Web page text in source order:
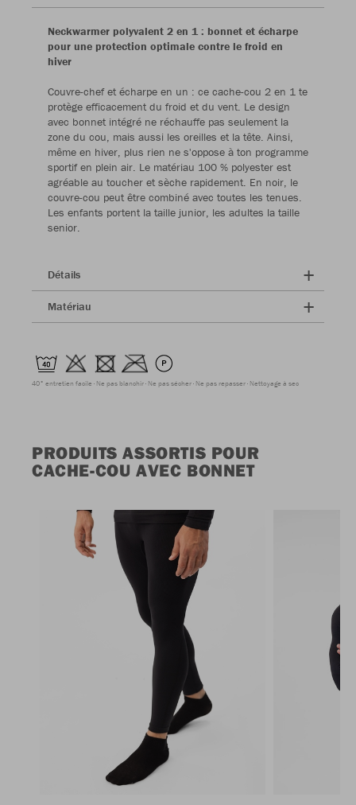
Neckwarmer polyvalent 2 en 1 : bonnet et écharpe
pour une protection optimale contre le froid en
hiver
Couvre-chef et écharpe en un : ce cache-cou 2 en 1 te
protège efficacement du froid et du vent. Le design
avec bonnet intégré ne réchauffe pas seulement la
zone du cou, mais aussi les oreilles et la tête. Ainsi,
même en hiver, plus rien ne s'oppose à ton programme
sportif en plein air. Le matériau 100 % polyester est
agréable au toucher et sèche rapidement. En noir, le
couvre-cou peut être combiné avec toutes les tenues.
Les enfants portent la taille junior, les adultes la taille
senior.
Détails
Matériau
40° entretien facile Ne pas blanchir Ne pas sécher Ne pas repasser Nettoyage à sec
PRODUITS ASSORTIS POUR
CACHE-COU AVEC BONNET